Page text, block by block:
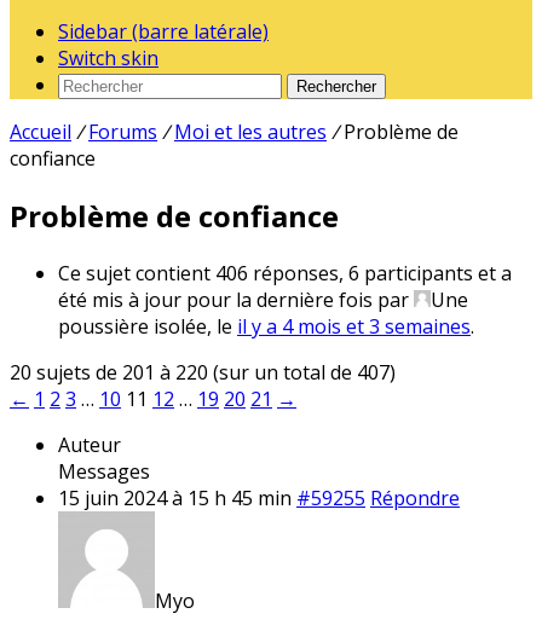
Sidebar (barre latérale)
Switch skin
Rechercher
Accueil / Forums / Moi et les autres / Problème de
confiance
Problème de confiance
Ce sujet contient 406 réponses, 6 participants et a
été mis à jour pour la dernière fois par
Une
poussière isolée, le il y a 4 mois et 3 semaines.
20 sujets de 201 à 220 (sur un total de 407)
← 1 2 3 … 10 11 12 … 19 20 21 →
Auteur
Messages
15 juin 2024 à 15 h 45 min #59255 Répondre
Myo